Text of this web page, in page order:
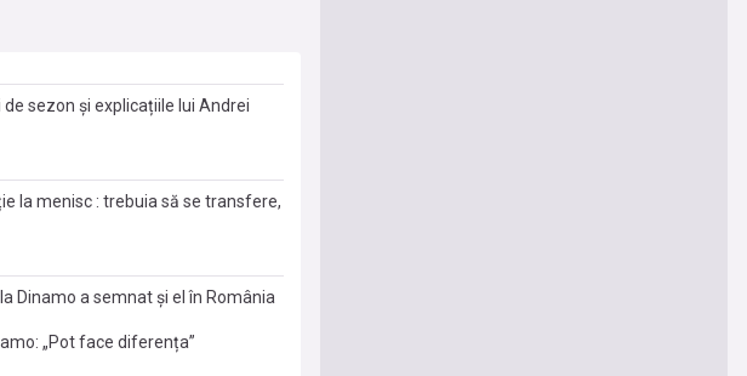
sezon și explicațiile lui Andrei
la menisc : trebuia să se transfere,
Dinamo a semnat și el în România
„Pot face diferența”